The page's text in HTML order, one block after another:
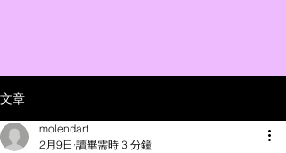
文章
molendart
2月9日 讀畢需時 3 分鐘